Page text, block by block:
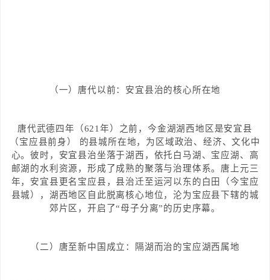
（一）唐代以前：安宜县治的核心所在地
唐代武德四年（621年）之前，今金湖湖西地区是安宜县
（宝应县前身） 的县城所在地，为区域政治、经济、文化中
心。彼时，安宜县治坐落于湖西，依托白马湖、宝应湖、高
邮湖的水利资源，形成了成熟的聚落与治理体系。唐上元三
年，安宜县更名宝应县，县治迁至运河以东的白田（今宝应
县城），湖西地区自此脱离核心地位，沦为宝应县下辖的城
郊片区，开启了“母子分离”的历史序幕。
（二）唐至新中国成立：隔湖而治的宝应湖西属地